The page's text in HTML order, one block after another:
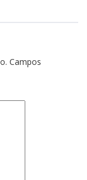
Campos